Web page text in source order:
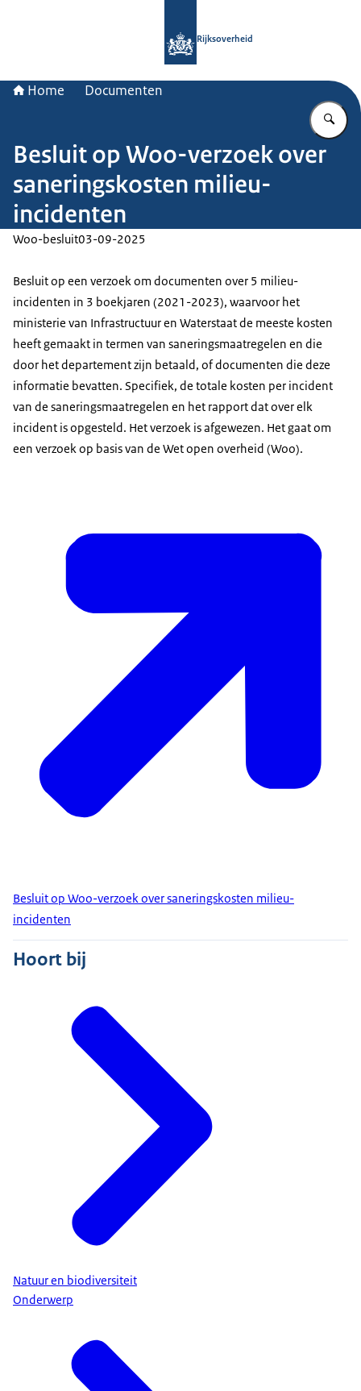
Rijksoverheid
Home Documenten
Besluit op Woo-verzoek over
saneringskosten milieu-
incidenten
Woo-besluit03-09-2025
Besluit op een verzoek om documenten over 5 milieu-
incidenten in 3 boekjaren (2021-2023), waarvoor het
ministerie van Infrastructuur en Waterstaat de meeste kosten
heeft gemaakt in termen van saneringsmaatregelen en die
door het departement zijn betaald, of documenten die deze
informatie bevatten. Specifiek, de totale kosten per incident
van de saneringsmaatregelen en het rapport dat over elk
incident is opgesteld. Het verzoek is afgewezen. Het gaat om
een verzoek op basis van de Wet open overheid (Woo).
Besluit op Woo-verzoek over saneringskosten milieu-
incidenten
Hoort bij
Natuur en biodiversiteit
Onderwerp